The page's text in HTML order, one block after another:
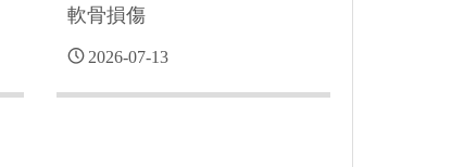
軟骨損傷
2026-07-13